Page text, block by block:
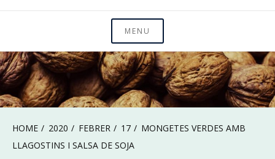
MENU
HOME 2020 FEBRER 17
MONGETES VERDES AMB
LLAGOSTINS I SALSA DE SOJA